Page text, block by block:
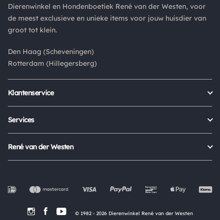
Is een product dat je besteld hebt niet naar wens? Dan kan je
het product altijd retourneren binnen 14 dagen. De
retourkosten bedragen € 6.75 en zijn voor eigen rekening.
pakketten die bij een pakketpunt worden geleverd halen wij
niet af.
Dierenwinkel en Hondenboetiek René van der Westen, voor
de meest exclusieve en unieke items voor jouw huisdier van
groot tot klein.
Den Haag (Scheveningen)
Rotterdam (Hillegersberg)
Klantenservice
Status bestelling
Mijn account
Services
René van der Westen
Werken bij
In de Media
© 1982 - 2026 Dierenwinkel René van der Westen